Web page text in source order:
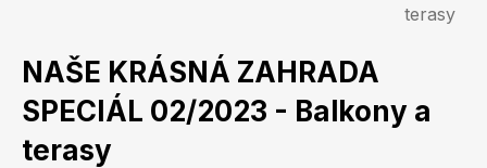
Marianne
Knihy
terasy
NAŠE KRÁSNÁ ZAHRADA
SPECIÁL 02/2023 - Balkony a
terasy